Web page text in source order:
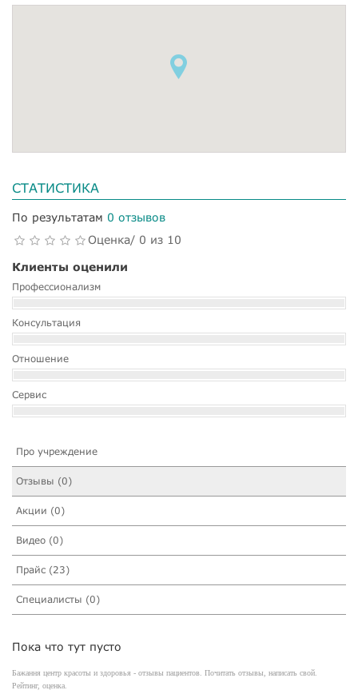
СТАТИСТИКА
По результатам 0 отзывов
Оценка/ 0 из 10
Клиенты оценили
Профессионализм
Консультация
Отношение
Сервис
Про учреждение
Отзывы (0)
Акции (0)
Видео (0)
Прайс (23)
Специалисты (0)
Пока что тут пусто
Бажання центр красоты и здоровья - отзывы пациентов. Почитать отзывы, написать свой.
Рейтинг, оценка.